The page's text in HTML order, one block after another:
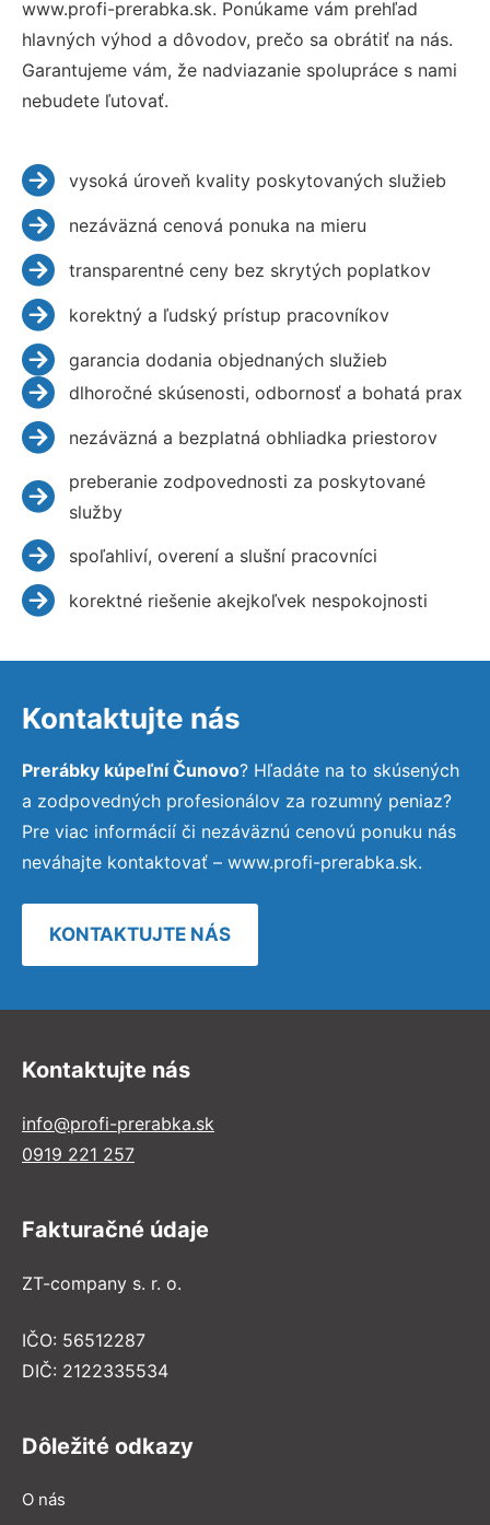
www.profi-prerabka.sk. Ponúkame vám prehľad
hlavných výhod a dôvodov, prečo sa obrátiť na nás.
Garantujeme vám, že nadviazanie spolupráce s nami
nebudete ľutovať.
vysoká úroveň kvality poskytovaných služieb
nezáväzná cenová ponuka na mieru
transparentné ceny bez skrytých poplatkov
korektný a ľudský prístup pracovníkov
garancia dodania objednaných služieb
dlhoročné skúsenosti, odbornosť a bohatá prax
nezáväzná a bezplatná obhliadka priestorov
preberanie zodpovednosti za poskytované
služby
spoľahliví, overení a slušní pracovníci
korektné riešenie akejkoľvek nespokojnosti
Kontaktujte nás
Prerábky kúpeľní Čunovo? Hľadáte na to skúsených
a zodpovedných profesionálov za rozumný peniaz?
Pre viac informácií či nezáväznú cenovú ponuku nás
neváhajte kontaktovať – www.profi-prerabka.sk.
KONTAKTUJTE NÁS
Kontaktujte nás
info@profi-prerabka.sk
0919 221 257
Fakturačné údaje
ZT-company s. r. o.
IČO: 56512287
DIČ: 2122335534
Dôležité odkazy
O nás